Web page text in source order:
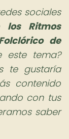
sociales
los Ritmos
de
este tema?
te gustaría
contenido
con tus
saber